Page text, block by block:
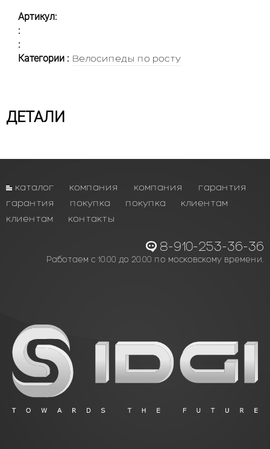
Артикул:
:
:
Категории : Велосипеды по росту
ДЕТАЛИ
каталог компания компания
гарантия
гарантия
покупка покупка
клиентам
клиентам
контакты
8-910-253-36-36
Работаем с 10.00 до 20.00 по московскому времени.